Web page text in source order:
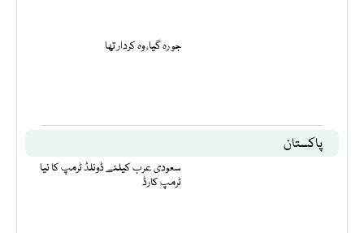
جو رہ گیا، وہ کردار تھا
پاکستان
سعودی عرب کیلئے ڈونلڈ ٹرمپ کا نیا
ٹرمپ کارڈ